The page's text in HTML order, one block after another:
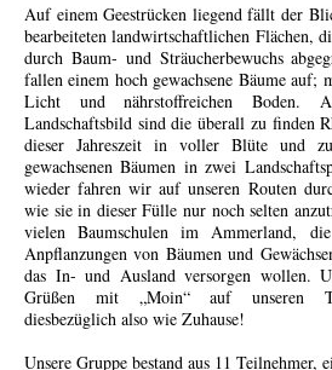
Auf einem Geestrücken liegend fällt der
bearbeiteten landwirtschaftlichen Flächen,
durch Baum- und Sträucherbewuchs
fallen einem hoch gewachsene Bäume auf;
Licht und nährstoffreichen Boden.
Landschaftsbild sind die überall zu finden
dieser Jahreszeit in voller Blüte und
gewachsenen Bäumen in zwei
wieder fahren wir auf unseren Routen
wie sie in dieser Fülle nur noch selten
vielen Baumschulen im Ammerland,
Anpflanzungen von Bäumen und
das In- und Ausland versorgen wollen.
Grüßen mit „Moin“ auf unseren
diesbezüglich also wie Zuhause!
Unsere Gruppe bestand aus 11 Teilnehmer,